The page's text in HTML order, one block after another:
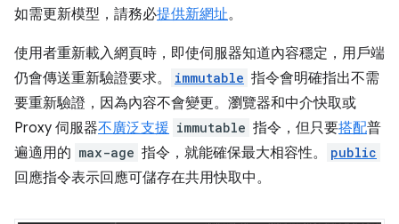
如需更新模型，請務必提供新網址。
使用者重新載入網頁時，即使伺服器知道內容穩定，用戶端
仍會傳送重新驗證要求。
immutable 指令會明確指出不需
要重新驗證，因為內容不會變更。瀏覽器和中介快取或
Proxy 伺服器不廣泛支援 immutable 指令，但只要搭配普
遍適用的 max-age 指令，就能確保最大相容性。 public
回應指令表示回應可儲存在共用快取中。